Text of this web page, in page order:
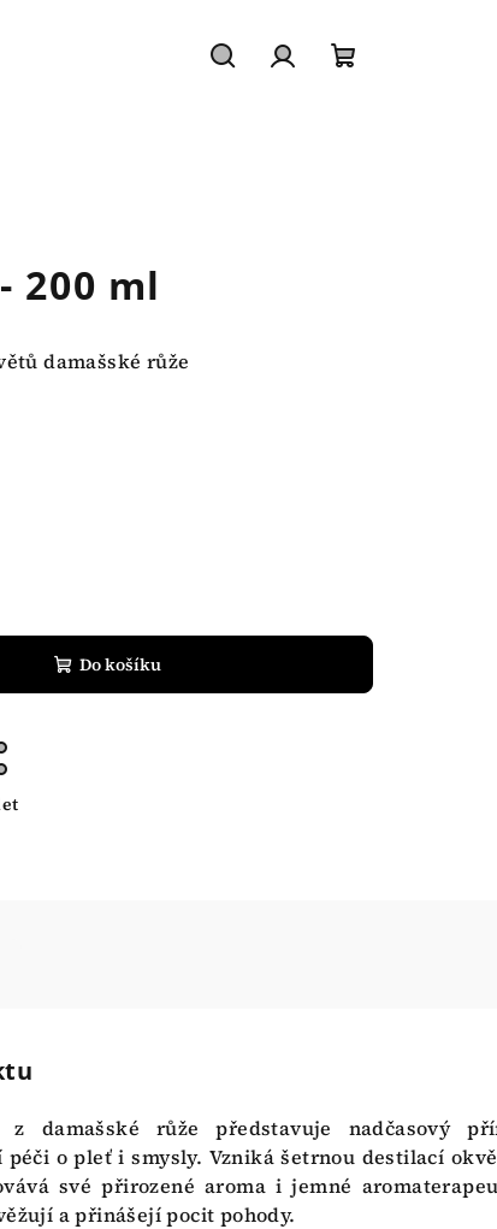
200 ml
damašské růže
Do košíku
damašské růže představuje nadčasový
o pleť i smysly. Vzniká šetrnou destilací
své přirozené aroma i jemné
a přinášejí pocit pohody.